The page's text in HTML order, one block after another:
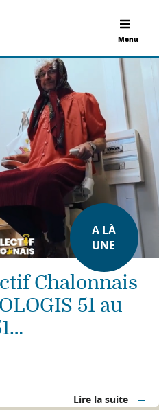
Menu
A LÀ
UNE
Chalonnais
51 au
Lire la suite